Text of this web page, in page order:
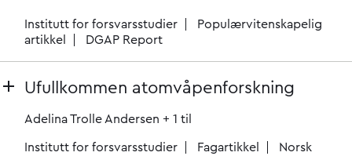
Institutt for forsvarsstudier
Populærvitenskapelig
artikkel
DGAP Report
Ufullkommen atomvåpenforskning
Adelina Trolle Andersen + 1 til
Institutt for forsvarsstudier Fagartikkel
Norsk